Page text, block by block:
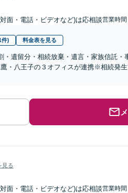
面・電話・ビデオなど)は応相談営業時間
件) 料金表を見る
・遺留分・相続放棄・遺言・家族信託
・八王子の３オフィスが連携※相続発
見る
面・電話・ビデオなど)は応相談営業時間